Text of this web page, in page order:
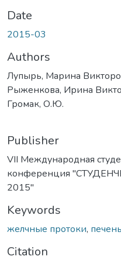
Date
2015-03
Authors
Лупырь, Марина
Рыженкова, Ирина
Громак, О.Ю.
Publisher
VII Международная
конференция
2015"
Keywords
желчные протоки, печень
Citation